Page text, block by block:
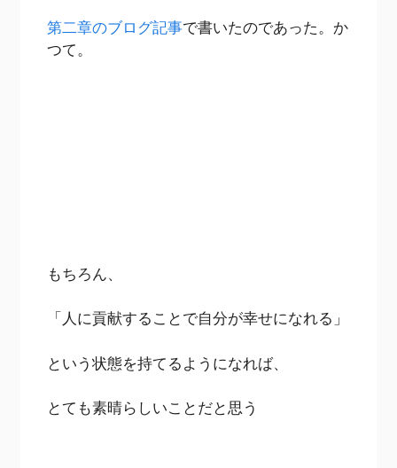
第二章のブログ記事で書いたのであった。か
つて。
もちろん、
「人に貢献することで自分が幸せになれる」
という状態を持てるようになれば、
とても素晴らしいことだと思う